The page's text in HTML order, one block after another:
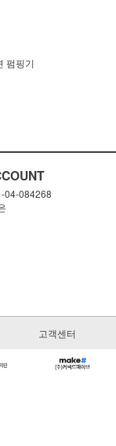
펌핑기
04-084268
고객센터